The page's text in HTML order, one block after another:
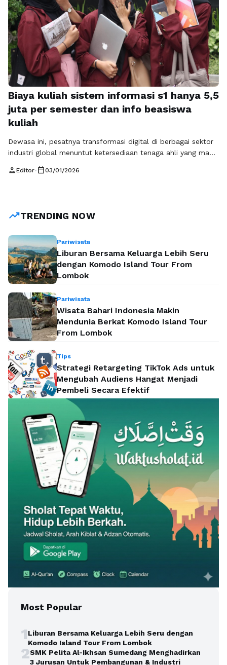
Biaya kuliah sistem informasi s1 hanya 5,5
juta per semester dan info beasiswa
kuliah
Dewasa ini, pesatnya transformasi digital di berbagai sektor
industri global menuntut ketersediaan tenaga ahli yang mahir
manajemen bisnis. Memilih program Sistem Informasi S1
kemampuan audit teknologi informasi …
person Editor• calendar_today03/01/2026
trending_upTRENDING NOW
Pariwisata
Liburan Bersama Keluarga Lebih Seru
dengan Komodo Island Tour From
Lombok
Pariwisata
Wisata Bahari Indonesia Makin
Mendunia Berkat Komodo Island Tour
From Lombok
Tips
Strategi Retargeting TikTok Ads untuk
Mengubah Audiens Hangat Menjadi
Pembeli Secara Efektif
Most Popular
1Liburan Bersama Keluarga Lebih Seru dengan
Komodo Island Tour From Lombok
2SMK Pelita Al-Ikhsan Sumedang Menghadirkan
3 Jurusan Untuk Pembangunan & Industri